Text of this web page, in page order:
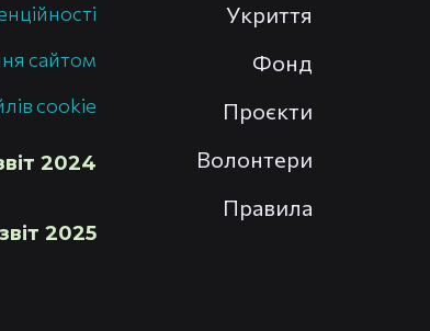
сайтом
cookie
2024
2025
Укриття
Фонд
Проєкти
Волонтери
Правила